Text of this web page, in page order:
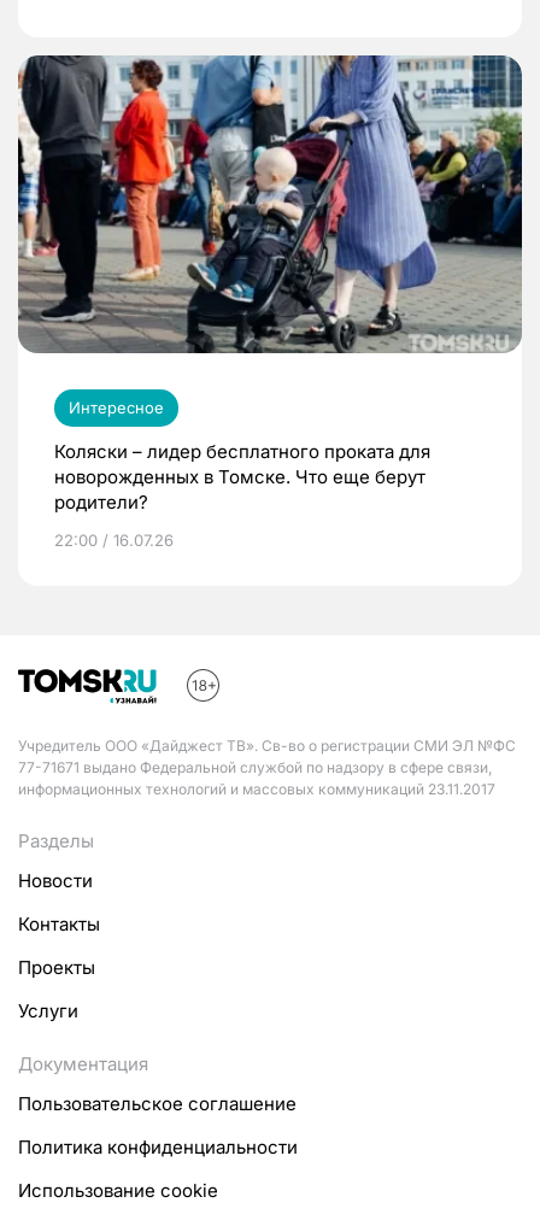
Интересное
Коляски – лидер бесплатного проката для
новорожденных в Томске. Что еще берут
родители?
22:00 / 16.07.26
Учредитель ООО «Дайджест ТВ». Св-во о регистрации СМИ ЭЛ №ФС
77-71671 выдано Федеральной службой по надзору в сфере связи,
информационных технологий и массовых коммуникаций 23.11.2017
Разделы
Новости
Контакты
Проекты
Услуги
Документация
Пользовательское соглашение
Политика конфиденциальности
Использование cookie